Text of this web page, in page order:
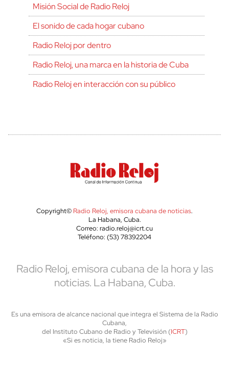
Misión Social de Radio Reloj
El sonido de cada hogar cubano
Radio Reloj por dentro
Radio Reloj, una marca en la historia de Cuba
Radio Reloj en interacción con su público
Copyright© Radio Reloj, emisora cubana de noticias.
La Habana, Cuba.
Correo: radio.reloj@icrt.cu
Teléfono: (53) 78392204
Radio Reloj, emisora cubana de la hora y las
noticias. La Habana, Cuba.
Es una emisora de alcance nacional que integra el Sistema de la Radio
Cubana,
del Instituto Cubano de Radio y Televisión (ICRT)
«Si es noticia, la tiene Radio Reloj»